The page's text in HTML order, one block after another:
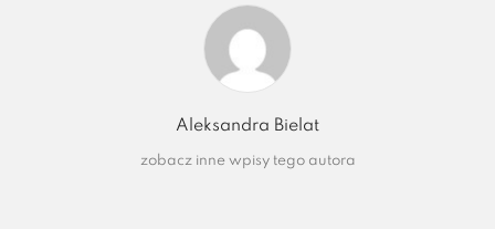
Aleksandra Bielat
zobacz inne wpisy tego autora